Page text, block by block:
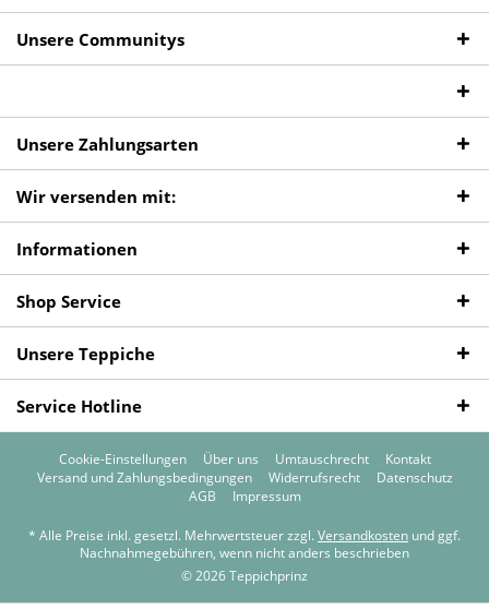
Unsere Communitys
Unsere Zahlungsarten
Wir versenden mit:
Informationen
Shop Service
Unsere Teppiche
Service Hotline
Cookie-Einstellungen Über uns Umtauschrecht
Kontakt
Versand und Zahlungsbedingungen
Widerrufsrecht
Datenschutz
AGB
Impressum
* Alle Preise inkl. gesetzl. Mehrwertsteuer zzgl. Versandkosten und ggf.
Nachnahmegebühren, wenn nicht anders beschrieben
© 2026 Teppichprinz